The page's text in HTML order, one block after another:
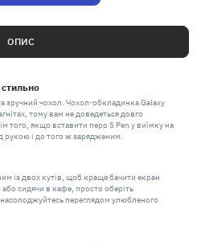
ОПИС
зручний чохол. Чохол-обкладинка Galaxy
тому вам не доведеться довго
того, якщо вставити перо S Pen у виїмку на
рукою і до того ж зарядженим.
із двох кутів, щоб краще бачити екран
сидячи в кафе, просто оберіть
переглядом улюбленого